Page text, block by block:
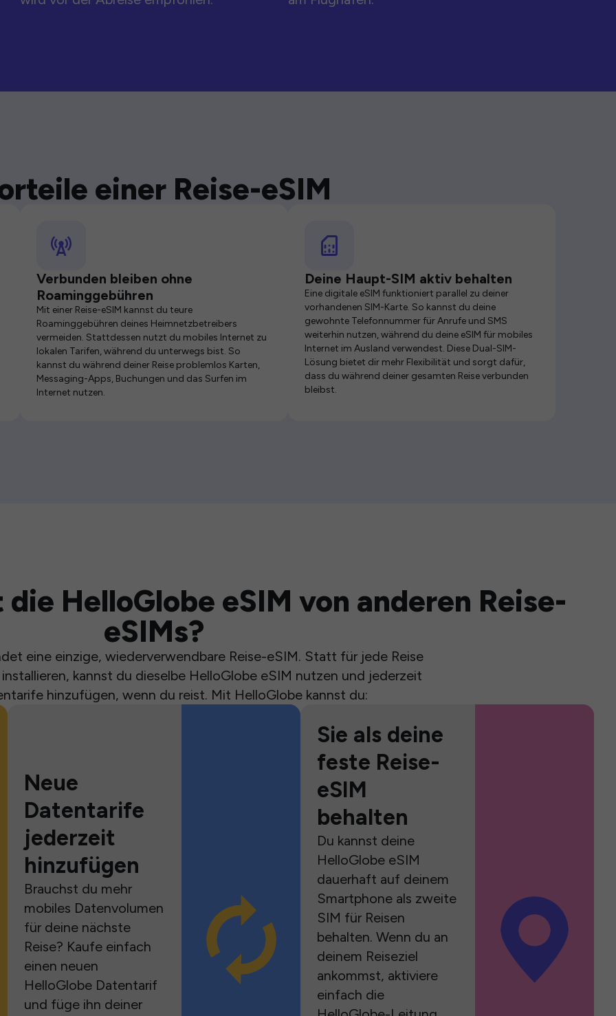
einer Reise-eSIM
Verbunden bleiben ohne
Roaminggebühren
Mit einer Reise-eSIM kannst du teure
Roaminggebühren deines Heimnetzbetreibers
vermeiden. Stattdessen nutzt du mobiles Internet zu
lokalen Tarifen, während du unterwegs bist. So
kannst du während deiner Reise problemlos Karten,
Messaging-Apps, Buchungen und das Surfen im
Internet nutzen.
Deine Haupt-SIM aktiv behalten
Eine digitale eSIM funktioniert parallel zu deiner
vorhandenen SIM-Karte. So kannst du deine
gewohnte Telefonnummer für Anrufe und SMS
weiterhin nutzen, während du deine eSIM für mobiles
Internet im Ausland verwendest. Diese Dual-SIM-
Lösung bietet dir mehr Flexibilität und sorgt dafür,
dass du während deiner gesamten Reise verbunden
bleibst.
HelloGlobe eSIM von anderen Reise-
eSIMs?
eine einzige, wiederverwendbare Reise-eSIM. Statt für jede Reise
kannst du dieselbe HelloGlobe eSIM nutzen und jederzeit
hinzufügen, wenn du reist. Mit HelloGlobe kannst du:
Neue
Datentarife
jederzeit
hinzufügen
Brauchst du mehr
mobiles Datenvolumen
für deine nächste
Reise? Kaufe einfach
einen neuen
HelloGlobe Datentarif
und füge ihn deiner
Sie als deine
feste Reise-
eSIM
behalten
Du kannst deine
HelloGlobe eSIM
dauerhaft auf deinem
Smartphone als zweite
SIM für Reisen
behalten. Wenn du an
deinem Reiseziel
ankommst, aktiviere
einfach die